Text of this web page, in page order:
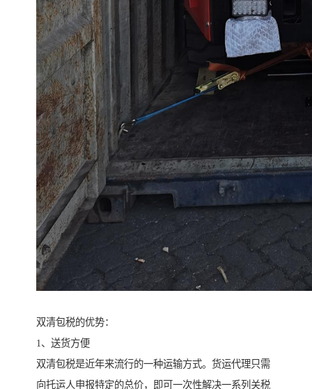
双清包税的优势：
1、送货方便
双清包税是近年来流行的一种运输方式。货运代理只需
向托运人申报特定的总价，即可一次性解决一系列关税